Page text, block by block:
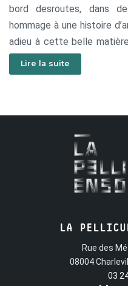
bord desroutes, dans
hommage à une histoire
adieu à cette belle
plastique. Ce film
undéveloppement de
Lire la suite
LA
Rue des
08004
03